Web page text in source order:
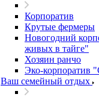
Корпоратив
Крутые фермеры
Новогодний
живых в тайге"
Хозяин ранчо
Эко-корпоратив
Ваш семейный отдых